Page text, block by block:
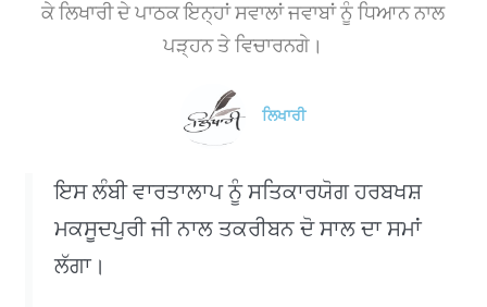
ਕੇ ਲਿਖਾਰੀ ਦੇ ਪਾਠਕ ਇਨ੍ਹਾਂ ਸਵਾਲਾਂ ਜਵਾਬਾਂ ਨੂੰ ਧਿਆਨ ਨਾਲ
ਪੜ੍ਹਨ ਤੇ ਵਿਚਾਰਨਗੇ।
ਲਿਖਾਰੀ
ਇਸ ਲੰਬੀ ਵਾਰਤਾਲਾਪ ਨੂੰ ਸਤਿਕਾਰਯੋਗ ਹਰਬਖਸ਼
ਮਕਸੂਦਪੁਰੀ ਜੀ ਨਾਲ ਤਕਰੀਬਨ ਦੋ ਸਾਲ ਦਾ ਸਮਾਂ
ਲੱਗਾ।